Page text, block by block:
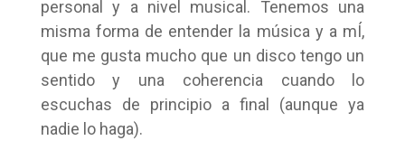
personal y a nivel musical. Tenemos una
misma forma de entender la música y a mÍ,
que me gusta mucho que un disco tengo un
sentido y una coherencia cuando lo
escuchas de principio a final (aunque ya
nadie lo haga).